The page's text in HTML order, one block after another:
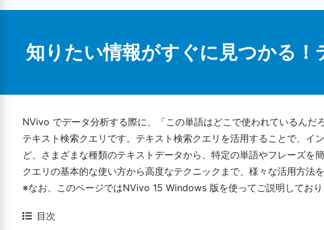
知りたい情報がすぐに見つかる
NVivo でデータ分析する際に、「この単語はどこで使われているんだ
テキスト検索クエリです。テキスト検索クエリを活用することで、イ
ど、さまざまな種類のテキストデータから、特定の単語やフレーズ
クエリの基本的な使い方から高度なテクニックまで、様々な活用方法を
※なお、このページではNVivo 15 Windows 版を使ってご説明しており
目次